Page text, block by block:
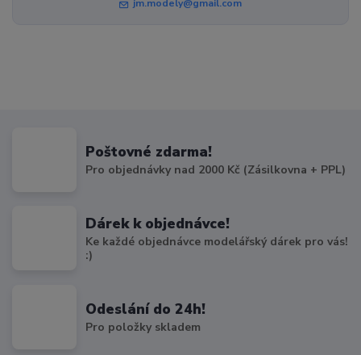
jm.modely@gmail.com
Poštovné zdarma!
Pro objednávky nad 2000 Kč (Zásilkovna + PPL)
Dárek k objednávce!
Ke každé objednávce modelářský dárek pro vás!
:)
Odeslání do 24h!
Pro položky skladem